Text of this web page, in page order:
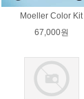
Moeller Color Kit
67,000원